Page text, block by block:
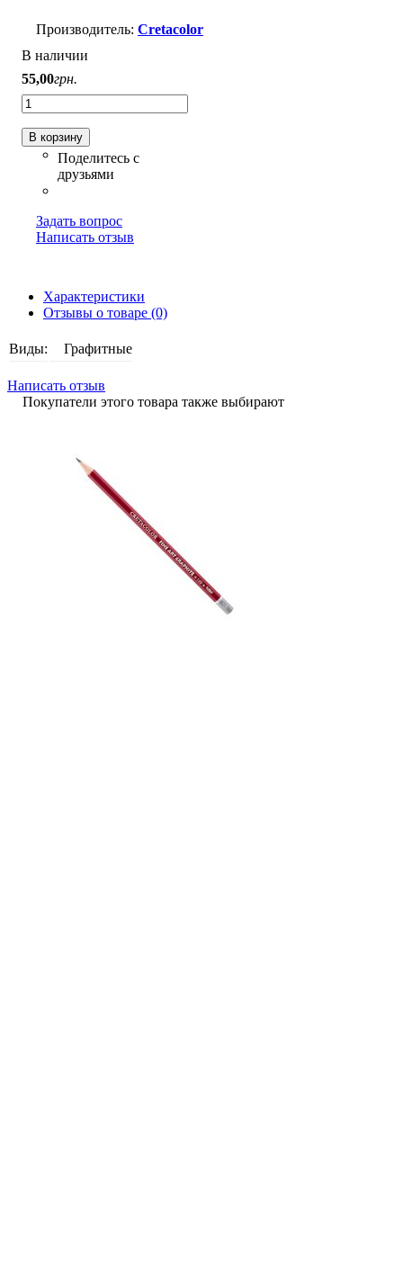
Cretacolor
В наличии
55,00грн.
В корзину
Задать вопрос
Написать отзыв
Характеристики
Отзывы о товаре (0)
Виды: Графитные
Написать отзыв
Покупатели этого товара также выбирают